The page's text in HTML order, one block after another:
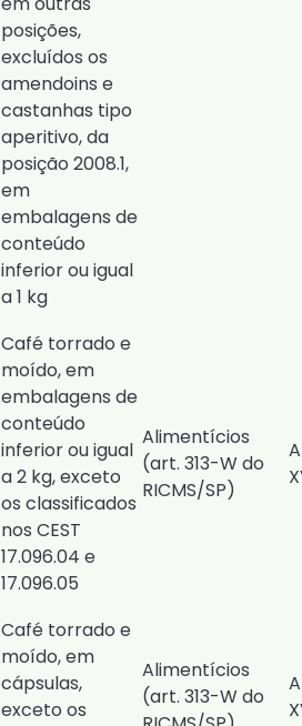
posições,
excluídos os
amendoins e
castanhas tipo
aperitivo, da
posição 2008.1,
em
embalagens de
conteúdo
inferior ou igual
a 1 kg
Café torrado e
moído, em
embalagens de
conteúdo
inferior ou igual
a 2 kg, exceto
os classificados
nos CEST
17.096.04 e
17.096.05
Alimentícios
(art. 313-W do
RICMS/SP)
Café torrado e
moído, em
cápsulas,
exceto os
Alimentícios
(art. 313-W do